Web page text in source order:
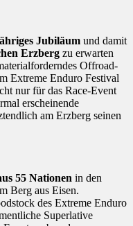
Jubiläum und damit
Erzberg zu erwarten
Offroad-
Extreme Enduro Festival
nur für das Race-Event
erscheinende
am Erzberg seinen
55 Nationen in den
Berg aus Eisen.
des Extreme Enduro
Superlative